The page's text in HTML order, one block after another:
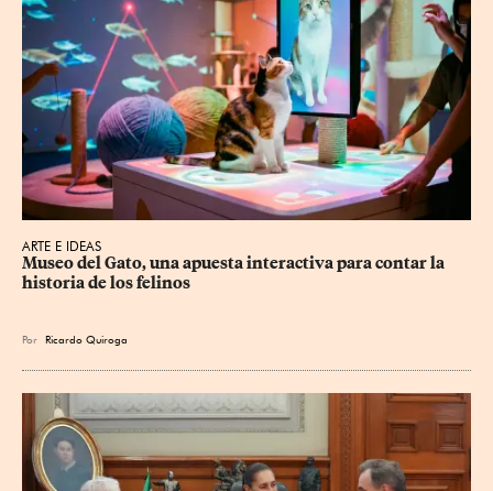
ARTE E IDEAS
Museo del Gato, una apuesta interactiva para contar la
historia de los felinos
Por Ricardo Quiroga